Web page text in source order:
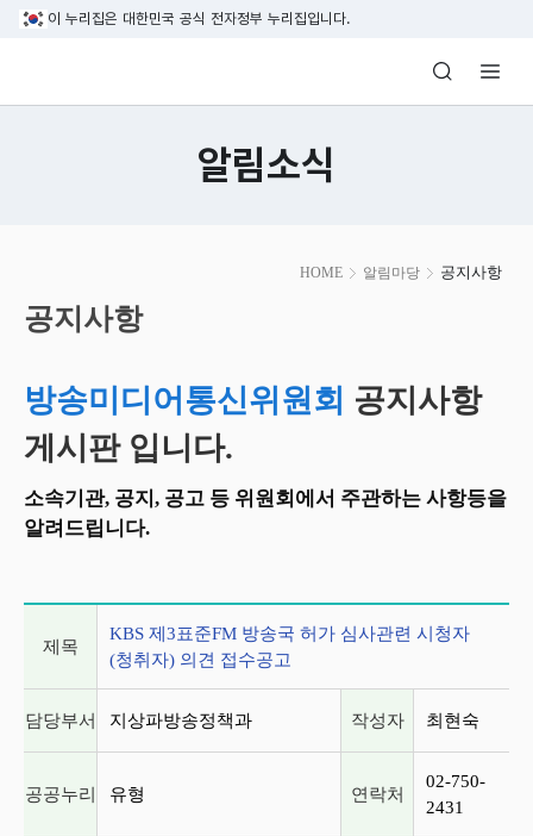
본문 바로가기
이 누리집은 대한민국 공식 전자정부 누리집입니다.
방송미디어통신위원회 Korea Media
알림소식
HOME 알림마당 공지사항
시
작
공지사항
방송미디어통신위원회 공지사항
게시판 입니다.
소속기관, 공지, 공고 등 위원회에서 주관하는 사항등을
알려드립니다.
제목
KBS 제3표준FM 방송국 허가 심사관련 시청자
(청취자) 의견 접수공고
담당부서 지상파방송정책과 작성자 최현숙
공공누리 유형 연락처
02-750-
2431